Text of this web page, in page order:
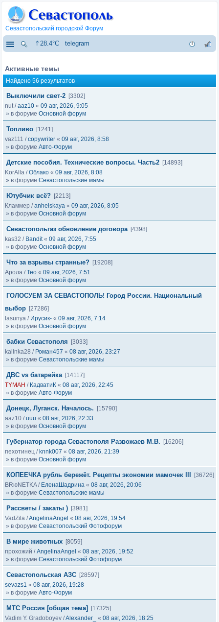
Севастопольский городской Форум
⇑28.4°C telegram
Активные темы
Найдено 56 результатов
Выключили свет-2 [3302]
nut/aaz10 « 09 авг, 2026, 9:05
» в форуме Основной форум
Топливо [1241]
vaz111 /copywriter « 09 авг, 2026, 8:58
» в форуме Авто-Форум
Детские пособия. Технические вопросы. Часть2 [14893]
KorAlla /Облако « 09 авг, 2026, 8:08
» в форуме Севастопольские мамы
Ютубчик всё? [2213]
Кламмер /anhelskaya « 09 авг, 2026, 8:05
» в форуме Основной форум
Севастопольгаз обновление договора [4398]
kas32 / Bandit« 09 авг, 2026, 7:55
» в форуме Основной форум
Что за взрывы странные? [19208]
Арола /Тео « 09 авг, 2026, 7:51
» в форуме Основной форум
ГОЛОСУЕМ ЗА СЕВАСТОПОЛЬ! Город России. Национальный
выбор [27286]
lasunya / Ирусик- « 09 авг, 2026, 7:14
» в форуме Основной форум
бабки Севастополя
[3033]
kalinka28 / Роман457 « 08 авг, 2026, 23:27
» в форуме Севастопольские мамы
ДВС vs батарейка [14117]
TYMAH / КадватиК « 08 авг, 2026, 22:45
» в форуме Авто-Форум
Донецк, Луганск. Началось.
[15790]
aaz10 /uuu « 08 авг, 2026, 22:33
» в форуме Основной форум
Губернатор города Севастополя Развожаев М.В.
[16206]
пехотинец / knnk007 « 08 авг, 2026, 21:39
» в форуме Основной форум
КОПЕЕЧКА рубль бережёт. Рецепты экономии мамочек III
[36726]
BRюNETKA/ ЕленаШадрина « 08 авг, 2026, 20:06
» в форуме Севастопольские мамы
Рассветы / закаты ) [3981]
VadZila /AngelinaAngel « 08 авг, 2026, 19:54
» в форуме Севастопольский Фотофорум
В мире животных [8059]
прохожий /AngelinaAngel « 08 авг, 2026, 19:52
» в форуме Севастопольский Фотофорум
Севастопольская АЗС [28597]
sevazs1 « 08 авг, 2026, 19:28
» в форуме Авто-Форум
МТС Россия [общая тема]
[17325]
Vadim Y. Gradoboyev /Alexander_ « 08 авг, 2026, 18:25